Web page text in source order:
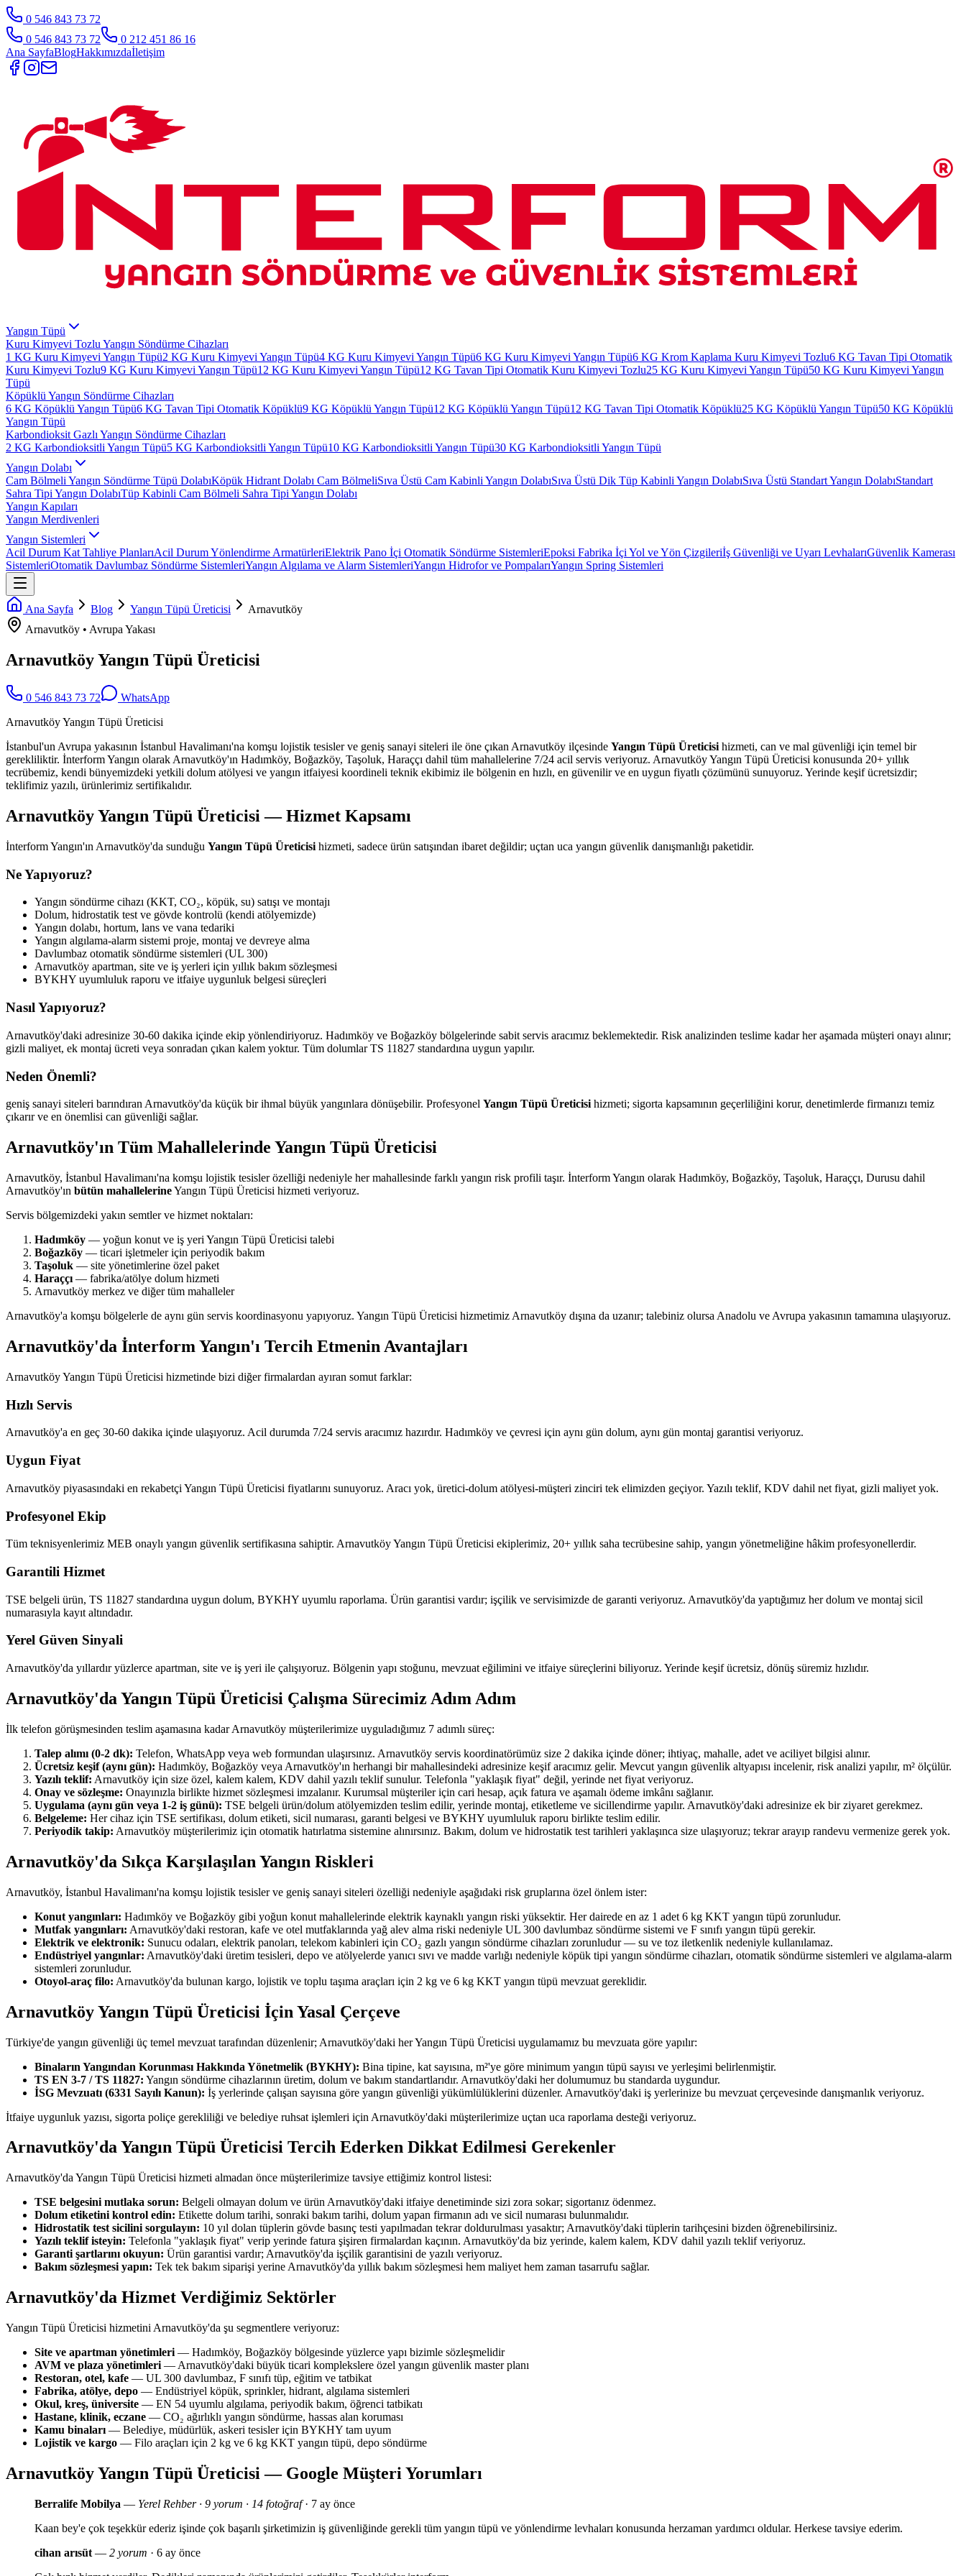
0 546 843 73 72
0 546 843 73 72
0 212 451 86 16
Ana SayfaBlogHakkımızdaİletişim
Yangın Tüpü
Kuru Kimyevi Tozlu Yangın Söndürme Cihazları
1 KG Kuru Kimyevi Yangın Tüpü2 KG Kuru Kimyevi Yangın Tüpü4 KG Kuru Kimyevi Yangın Tüpü6 KG Kuru Kimyevi Yangın Tüpü6 KG Krom Kaplama Kuru Kimyevi Tozlu6 KG Tavan Tipi Otomatik
Kuru Kimyevi Tozlu9 KG Kuru Kimyevi Yangın Tüpü12 KG Kuru Kimyevi Yangın Tüpü12 KG Tavan Tipi Otomatik Kuru Kimyevi Tozlu25 KG Kuru Kimyevi Yangın Tüpü50 KG Kuru Kimyevi Yangın
Tüpü
Köpüklü Yangın Söndürme Cihazları
6 KG Köpüklü Yangın Tüpü6 KG Tavan Tipi Otomatik Köpüklü9 KG Köpüklü Yangın Tüpü12 KG Köpüklü Yangın Tüpü12 KG Tavan Tipi Otomatik Köpüklü25 KG Köpüklü Yangın Tüpü50 KG Köpüklü
Yangın Tüpü
Karbondioksit Gazlı Yangın Söndürme Cihazları
2 KG Karbondioksitli Yangın Tüpü5 KG Karbondioksitli Yangın Tüpü10 KG Karbondioksitli Yangın Tüpü30 KG Karbondioksitli Yangın Tüpü
Yangın Dolabı
Cam Bölmeli Yangın Söndürme Tüpü DolabıKöpük Hidrant Dolabı Cam BölmeliSıva Üstü Cam Kabinli Yangın DolabıSıva Üstü Dik Tüp Kabinli Yangın DolabıSıva Üstü Standart Yangın DolabıStandart
Sahra Tipi Yangın DolabıTüp Kabinli Cam Bölmeli Sahra Tipi Yangın Dolabı
Yangın Kapıları
Yangın Merdivenleri
Yangın Sistemleri
Acil Durum Kat Tahliye PlanlarıAcil Durum Yönlendirme ArmatürleriElektrik Pano İçi Otomatik Söndürme SistemleriEpoksi Fabrika İçi Yol ve Yön Çizgileriİş Güvenliği ve Uyarı LevhalarıGüvenlik Kamerası
SistemleriOtomatik Davlumbaz Söndürme SistemleriYangın Algılama ve Alarm SistemleriYangın Hidrofor ve PompalarıYangın Spring Sistemleri
Ana Sayfa Blog Yangın Tüpü Üreticisi
Arnavutköy
Arnavutköy • Avrupa Yakası
Arnavutköy Yangın Tüpü Üreticisi
0 546 843 73 72
WhatsApp
Arnavutköy Yangın Tüpü Üreticisi
İstanbul'un Avrupa yakasının İstanbul Havalimanı'na komşu lojistik tesisler ve geniş sanayi siteleri ile öne çıkan Arnavutköy ilçesinde Yangın Tüpü Üreticisi hizmeti, can ve mal güvenliği için temel bir
gerekliliktir. İnterform Yangın olarak Arnavutköy'ın Hadımköy, Boğazköy, Taşoluk, Haraççı dahil tüm mahallelerine 7/24 acil servis veriyoruz. Arnavutköy Yangın Tüpü Üreticisi konusunda 20+ yıllık
tecrübemiz, kendi bünyemizdeki yetkili dolum atölyesi ve yangın itfaiyesi koordineli teknik ekibimiz ile bölgenin en hızlı, en güvenilir ve en uygun fiyatlı çözümünü sunuyoruz. Yerinde keşif ücretsizdir;
teklifimiz yazılı, ürünlerimiz sertifikalıdır.
Arnavutköy Yangın Tüpü Üreticisi — Hizmet Kapsamı
İnterform Yangın'ın Arnavutköy'da sunduğu Yangın Tüpü Üreticisi hizmeti, sadece ürün satışından ibaret değildir; uçtan uca yangın güvenlik danışmanlığı paketidir.
Ne Yapıyoruz?
Yangın söndürme cihazı (KKT, CO₂, köpük, su) satışı ve montajı
Dolum, hidrostatik test ve gövde kontrolü (kendi atölyemizde)
Yangın dolabı, hortum, lans ve vana tedariki
Yangın algılama-alarm sistemi proje, montaj ve devreye alma
Davlumbaz otomatik söndürme sistemleri (UL 300)
Arnavutköy apartman, site ve iş yerleri için yıllık bakım sözleşmesi
BYKHY uyumluluk raporu ve itfaiye uygunluk belgesi süreçleri
Nasıl Yapıyoruz?
Arnavutköy'daki adresinize 30-60 dakika içinde ekip yönlendiriyoruz. Hadımköy ve Boğazköy bölgelerinde sabit servis aracımız beklemektedir. Risk analizinden teslime kadar her aşamada müşteri onayı alınır;
gizli maliyet, ek montaj ücreti veya sonradan çıkan kalem yoktur. Tüm dolumlar TS 11827 standardına uygun yapılır.
Neden Önemli?
geniş sanayi siteleri barındıran Arnavutköy'da küçük bir ihmal büyük yangınlara dönüşebilir. Profesyonel Yangın Tüpü Üreticisi hizmeti; sigorta kapsamının geçerliliğini korur, denetimlerde firmanızı temiz
çıkarır ve en önemlisi can güvenliği sağlar.
Arnavutköy'ın Tüm Mahallelerinde Yangın Tüpü Üreticisi
Arnavutköy, İstanbul Havalimanı'na komşu lojistik tesisler özelliği nedeniyle her mahallesinde farklı yangın risk profili taşır. İnterform Yangın olarak Hadımköy, Boğazköy, Taşoluk, Haraççı, Durusu dahil
Arnavutköy'ın bütün mahallelerineYangın Tüpü Üreticisi hizmeti veriyoruz.
Servis bölgemizdeki yakın semtler ve hizmet noktaları:
Hadımköy — yoğun konut ve iş yeri Yangın Tüpü Üreticisi talebi
Boğazköy — ticari işletmeler için periyodik bakım
Taşoluk — site yönetimlerine özel paket
Haraççı — fabrika/atölye dolum hizmeti
Arnavutköy merkez ve diğer tüm mahalleler
Arnavutköy'a komşu bölgelerle de aynı gün servis koordinasyonu yapıyoruz. Yangın Tüpü Üreticisi hizmetimiz Arnavutköy dışına da uzanır; talebiniz olursa Anadolu ve Avrupa yakasının tamamına ulaşıyoruz.
Arnavutköy'da İnterform Yangın'ı Tercih Etmenin Avantajları
Arnavutköy Yangın Tüpü Üreticisi hizmetinde bizi diğer firmalardan ayıran somut farklar:
Hızlı Servis
Arnavutköy'a en geç 30-60 dakika içinde ulaşıyoruz. Acil durumda 7/24 servis aracımız hazırdır. Hadımköy ve çevresi için aynı gün dolum, aynı gün montaj garantisi veriyoruz.
Uygun Fiyat
Arnavutköy piyasasındaki en rekabetçi Yangın Tüpü Üreticisi fiyatlarını sunuyoruz. Aracı yok, üretici-dolum atölyesi-müşteri zinciri tek elimizden geçiyor. Yazılı teklif, KDV dahil net fiyat, gizli maliyet yok.
Profesyonel Ekip
Tüm teknisyenlerimiz MEB onaylı yangın güvenlik sertifikasına sahiptir. Arnavutköy Yangın Tüpü Üreticisi ekiplerimiz, 20+ yıllık saha tecrübesine sahip, yangın yönetmeliğine hâkim profesyonellerdir.
Garantili Hizmet
TSE belgeli ürün, TS 11827 standardına uygun dolum, BYKHY uyumlu raporlama. Ürün garantisi vardır; işçilik ve servisimizde de garanti veriyoruz. Arnavutköy'da yaptığımız her dolum ve montaj sicil
numarasıyla kayıt altındadır.
Yerel Güven Sinyali
Arnavutköy'da yıllardır yüzlerce apartman, site ve iş yeri ile çalışıyoruz. Bölgenin yapı stoğunu, mevzuat eğilimini ve itfaiye süreçlerini biliyoruz. Yerinde keşif ücretsiz, dönüş süremiz hızlıdır.
Arnavutköy'da Yangın Tüpü Üreticisi Çalışma Sürecimiz Adım Adım
İlk telefon görüşmesinden teslim aşamasına kadar Arnavutköy müşterilerimize uyguladığımız 7 adımlı süreç:
Talep alımı (0-2 dk): Telefon, WhatsApp veya web formundan ulaşırsınız. Arnavutköy servis koordinatörümüz size 2 dakika içinde döner; ihtiyaç, mahalle, adet ve aciliyet bilgisi alınır.
Ücretsiz keşif (aynı gün): Hadımköy, Boğazköy veya Arnavutköy'ın herhangi bir mahallesindeki adresinize keşif aracımız gelir. Mevcut yangın güvenlik altyapısı incelenir, risk analizi yapılır, m² ölçülür.
Yazılı teklif: Arnavutköy için size özel, kalem kalem, KDV dahil yazılı teklif sunulur. Telefonla "yaklaşık fiyat" değil, yerinde net fiyat veriyoruz.
Onay ve sözleşme: Onayınızla birlikte hizmet sözleşmesi imzalanır. Kurumsal müşteriler için cari hesap, açık fatura ve aşamalı ödeme imkânı sağlanır.
Uygulama (aynı gün veya 1-2 iş günü): TSE belgeli ürün/dolum atölyemizden teslim edilir, yerinde montaj, etiketleme ve sicillendirme yapılır. Arnavutköy'daki adresinize ek bir ziyaret gerekmez.
Belgeleme: Her cihaz için TSE sertifikası, dolum etiketi, sicil numarası, garanti belgesi ve BYKHY uyumluluk raporu birlikte teslim edilir.
Periyodik takip: Arnavutköy müşterilerimiz için otomatik hatırlatma sistemine alınırsınız. Bakım, dolum ve hidrostatik test tarihleri yaklaşınca size ulaşıyoruz; tekrar arayıp randevu vermenize gerek yok.
Arnavutköy'da Sıkça Karşılaşılan Yangın Riskleri
Arnavutköy, İstanbul Havalimanı'na komşu lojistik tesisler ve geniş sanayi siteleri özelliği nedeniyle aşağıdaki risk gruplarına özel önlem ister:
Konut yangınları: Hadımköy ve Boğazköy gibi yoğun konut mahallelerinde elektrik kaynaklı yangın riski yüksektir. Her dairede en az 1 adet 6 kg KKT yangın tüpü zorunludur.
Mutfak yangınları: Arnavutköy'daki restoran, kafe ve otel mutfaklarında yağ alev alma riski nedeniyle UL 300 davlumbaz söndürme sistemi ve F sınıfı yangın tüpü gerekir.
Elektrik ve elektronik: Sunucu odaları, elektrik panoları, telekom kabinleri için CO₂ gazlı yangın söndürme cihazları zorunludur — su ve toz iletkenlik nedeniyle kullanılamaz.
Endüstriyel yangınlar: Arnavutköy'daki üretim tesisleri, depo ve atölyelerde yanıcı sıvı ve madde varlığı nedeniyle köpük tipi yangın söndürme cihazları, otomatik söndürme sistemleri ve algılama-alarm
sistemleri zorunludur.
Otoyol-araç filo: Arnavutköy'da bulunan kargo, lojistik ve toplu taşıma araçları için 2 kg ve 6 kg KKT yangın tüpü mevzuat gereklidir.
Arnavutköy Yangın Tüpü Üreticisi İçin Yasal Çerçeve
Türkiye'de yangın güvenliği üç temel mevzuat tarafından düzenlenir; Arnavutköy'daki her Yangın Tüpü Üreticisi uygulamamız bu mevzuata göre yapılır:
Binaların Yangından Korunması Hakkında Yönetmelik (BYKHY): Bina tipine, kat sayısına, m²'ye göre minimum yangın tüpü sayısı ve yerleşimi belirlenmiştir.
TS EN 3-7 / TS 11827: Yangın söndürme cihazlarının üretim, dolum ve bakım standartlarıdır. Arnavutköy'daki her dolumumuz bu standarda uygundur.
İSG Mevzuatı (6331 Sayılı Kanun): İş yerlerinde çalışan sayısına göre yangın güvenliği yükümlülüklerini düzenler. Arnavutköy'daki iş yerlerinize bu mevzuat çerçevesinde danışmanlık veriyoruz.
İtfaiye uygunluk yazısı, sigorta poliçe gerekliliği ve belediye ruhsat işlemleri için Arnavutköy'daki müşterilerimize uçtan uca raporlama desteği veriyoruz.
Arnavutköy'da Yangın Tüpü Üreticisi Tercih Ederken Dikkat Edilmesi Gerekenler
Arnavutköy'da Yangın Tüpü Üreticisi hizmeti almadan önce müşterilerimize tavsiye ettiğimiz kontrol listesi:
TSE belgesini mutlaka sorun: Belgeli olmayan dolum ve ürün Arnavutköy'daki itfaiye denetiminde sizi zora sokar; sigortanız ödenmez.
Dolum etiketini kontrol edin: Etikette dolum tarihi, sonraki bakım tarihi, dolum yapan firmanın adı ve sicil numarası bulunmalıdır.
Hidrostatik test sicilini sorgulayın: 10 yıl dolan tüplerin gövde basınç testi yapılmadan tekrar doldurulması yasaktır; Arnavutköy'daki tüplerin tarihçesini bizden öğrenebilirsiniz.
Yazılı teklif isteyin: Telefonla "yaklaşık fiyat" verip yerinde fatura şişiren firmalardan kaçının. Arnavutköy'da biz yerinde, kalem kalem, KDV dahil yazılı teklif veriyoruz.
Garanti şartlarını okuyun: Ürün garantisi vardır; Arnavutköy'da işçilik garantisini de yazılı veriyoruz.
Bakım sözleşmesi yapın: Tek tek bakım siparişi yerine Arnavutköy'da yıllık bakım sözleşmesi hem maliyet hem zaman tasarrufu sağlar.
Arnavutköy'da Hizmet Verdiğimiz Sektörler
Yangın Tüpü Üreticisi hizmetini Arnavutköy'da şu segmentlere veriyoruz:
Site ve apartman yönetimleri — Hadımköy, Boğazköy bölgesinde yüzlerce yapı bizimle sözleşmelidir
AVM ve plaza yönetimleri — Arnavutköy'daki büyük ticari komplekslere özel yangın güvenlik master planı
Restoran, otel, kafe — UL 300 davlumbaz, F sınıfı tüp, eğitim ve tatbikat
Fabrika, atölye, depo — Endüstriyel köpük, sprinkler, hidrant, algılama sistemleri
Okul, kreş, üniversite — EN 54 uyumlu algılama, periyodik bakım, öğrenci tatbikatı
Hastane, klinik, eczane — CO₂ ağırlıklı yangın söndürme, hassas alan koruması
Kamu binaları — Belediye, müdürlük, askeri tesisler için BYKHY tam uyum
Lojistik ve kargo — Filo araçları için 2 kg ve 6 kg KKT yangın tüpü, depo söndürme
Arnavutköy Yangın Tüpü Üreticisi — Google Müşteri Yorumları
Berralife Mobilya — Yerel Rehber · 9 yorum · 14 fotoğraf· 7 ay önce
Kaan bey'e çok teşekkür ederiz işinde çok başarılı şirketimizin iş güvenliğinde gerekli tüm yangın tüpü ve yönlendirme levhaları konusunda herzaman yardımcı oldular. Herkese tavsiye ederim.
cihan arısüt — 2 yorum · 6 ay önce